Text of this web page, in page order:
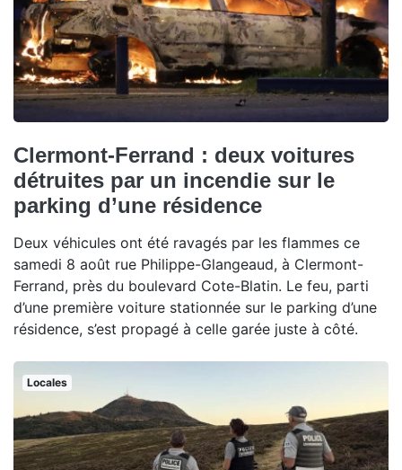
Clermont-Ferrand : deux voitures
détruites par un incendie sur le
parking d’une résidence
Deux véhicules ont été ravagés par les flammes ce
samedi 8 août rue Philippe-Glangeaud, à Clermont-
Ferrand, près du boulevard Cote-Blatin. Le feu, parti
d’une première voiture stationnée sur le parking d’une
résidence, s’est propagé à celle garée juste à côté.
Locales